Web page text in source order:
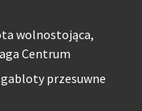
wolnostojąca,
Centrum
przesuwne